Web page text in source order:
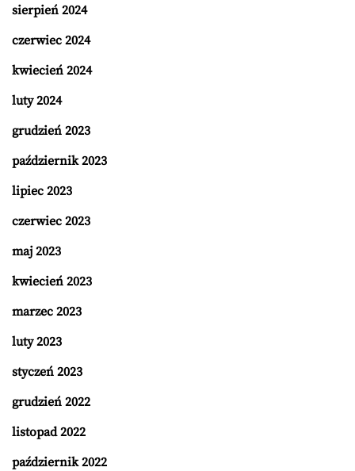
sierpień 2024
czerwiec 2024
kwiecień 2024
luty 2024
grudzień 2023
październik 2023
lipiec 2023
czerwiec 2023
maj 2023
kwiecień 2023
marzec 2023
luty 2023
styczeń 2023
grudzień 2022
listopad 2022
październik 2022